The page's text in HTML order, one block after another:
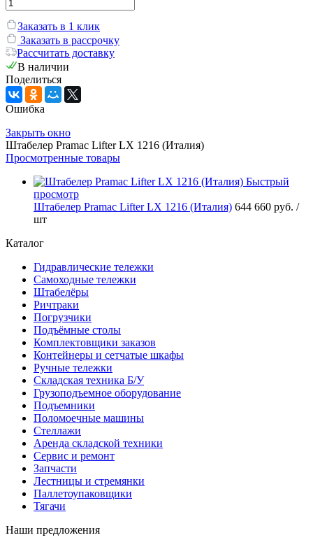
Заказать в 1 клик
Заказать в рассрочку
Рассчитать доставку
В наличии
Поделиться
Ошибка
Закрыть окно
Штабелер Pramac Lifter LX 1216 (Италия)
Просмотренные товары
Быстрый
просмотр
Штабелер Pramac Lifter LX 1216 (Италия) 644 660 руб. /
шт
Каталог
Гидравлические тележки
Самоходные тележки
Штабелёры
Ричтраки
Погрузчики
Подъёмные столы
Комплектовщики заказов
Контейнеры и сетчатые шкафы
Ручные тележки
Складская техника Б/У
Грузоподъемное оборудование
Подъемники
Поломоечные машины
Стеллажи
Аренда складской техники
Сервис и ремонт
Запчасти
Лестницы и стремянки
Паллетоупаковщики
Тягачи
Наши предложения